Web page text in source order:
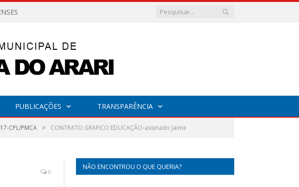
PUBLICAÇÕES TRANSPARÊNCIA
CPL/PMCA » CONTRATO GRAFICO EDUCAÇÃO-assinado Jaime
0
NÃO ENCONTROU O QUE QUERIA?